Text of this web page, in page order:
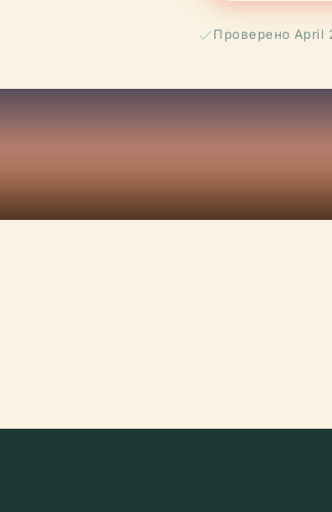
Проверено April